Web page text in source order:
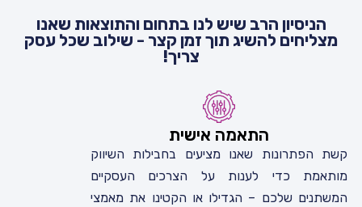
הניסיון הרב שיש לנו בתחום והתוצאות שאנו
מצליחים להשיג תוך זמן קצר - שילוב שכל עסק
צריך!
התאמה אישית
קשת הפתרונות שאנו מציעים בחבילות השיווק
מותאמת כדי לענות על הצרכים העסקיים
המשתנים שלכם – הגדילו או הקטינו את מאמצי